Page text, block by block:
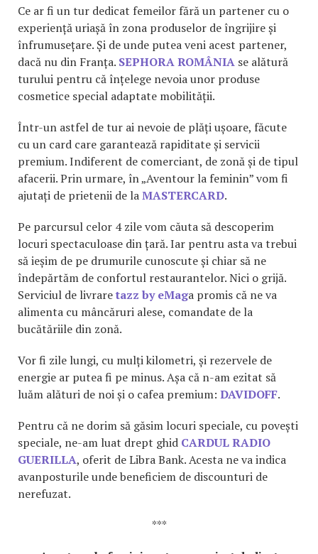
Ce ar fi un tur dedicat femeilor fără un partener cu o
experiență uriașă în zona produselor de îngrijire și
înfrumusețare. Și de unde putea veni acest partener,
dacă nu din Franța. SEPHORA ROMÂNIA se alătură
turului pentru că înțelege nevoia unor produse
cosmetice special adaptate mobilității.
Într-un astfel de tur ai nevoie de plăți ușoare, făcute
cu un card care garantează rapiditate și servicii
premium. Indiferent de comerciant, de zonă și de tipul
afacerii. Prin urmare, în „Aventour la feminin” vom fi
ajutați de prietenii de laMASTERCARD.
Pe parcursul celor 4 zile vom căuta să descoperim
locuri spectaculoase din țară. Iar pentru asta va trebui
să ieșim de pe drumurile cunoscute și chiar să ne
îndepărtăm de confortul restaurantelor. Nici o grijă.
Serviciul de livraretazz by eMaga promis că ne va
alimenta cu mâncăruri alese, comandate de la
bucătăriile din zonă.
Vor fi zile lungi, cu mulți kilometri, și rezervele de
energie ar putea fi pe minus. Așa că n-am ezitat să
luăm alături de noi și o cafea premium: DAVIDOFF.
Pentru că ne dorim să găsim locuri speciale, cu povești
speciale, ne-am luat drept ghid CARDUL RADIO
GUERILLA, oferit de Libra Bank. Acesta ne va indica
avanposturile unde beneficiem de discounturi de
nerefuzat.
***